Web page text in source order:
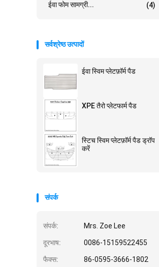
ईवा फोम सामग्री... (4)
सर्वश्रेष्ठ उत्पादों
ईवा स्विम प्लेटफ़ॉर्म पैड
XPE तैरो प्लेटफार्म पैड
स्टिच स्विम प्लेटफ़ॉर्म पैड ड्रॉप
करें
संपर्क
संपर्क: Mrs. Zoe Lee
दूरभाष: 0086-15159522455
फैक्स: 86-0595-3666-1802